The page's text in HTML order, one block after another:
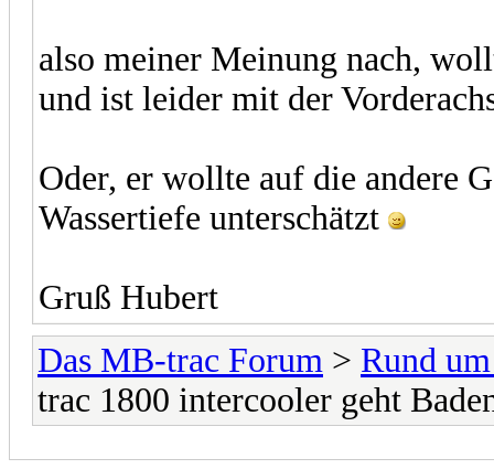
also meiner Meinung nach,
und ist leider mit der
Oder, er wollte auf die andere
Wassertiefe unterschätzt
Gruß Hubert
Das MB-trac Forum > Rund
trac 1800 intercooler geht